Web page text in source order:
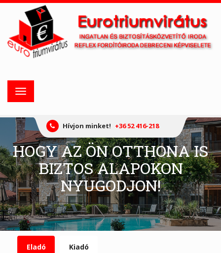
Toggle
navigation
Hívjon minket! +36 52 416-218
HOGY AZ ÖN OTTHONA IS
BIZTOS ALAPOKON
NYUGODJON!
Eladó Kiadó